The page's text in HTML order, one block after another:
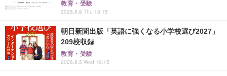
教育・受験
2026.8.6 Thu 18:15
朝日新聞出版「英語に強くなる小学校選び2027」
209校収録
教育・受験
2026.8.5 Wed 19:15